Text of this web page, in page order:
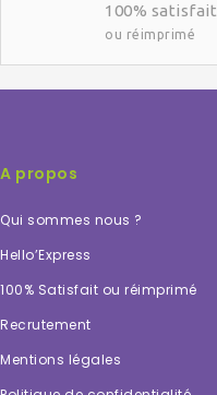
100% satisfait
ou réimprimé
A propos
Qui sommes nous ?
Hello’Express
100% Satisfait ou réimprimé
Recrutement
Mentions légales